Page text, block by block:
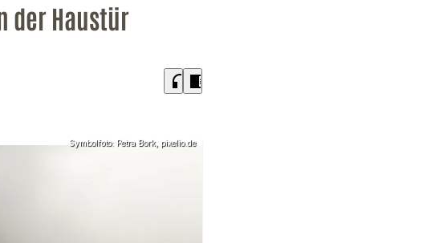
der Haustür
headphones chrome_reader_mode
Symbolfoto: Petra Bork, pixelio.de